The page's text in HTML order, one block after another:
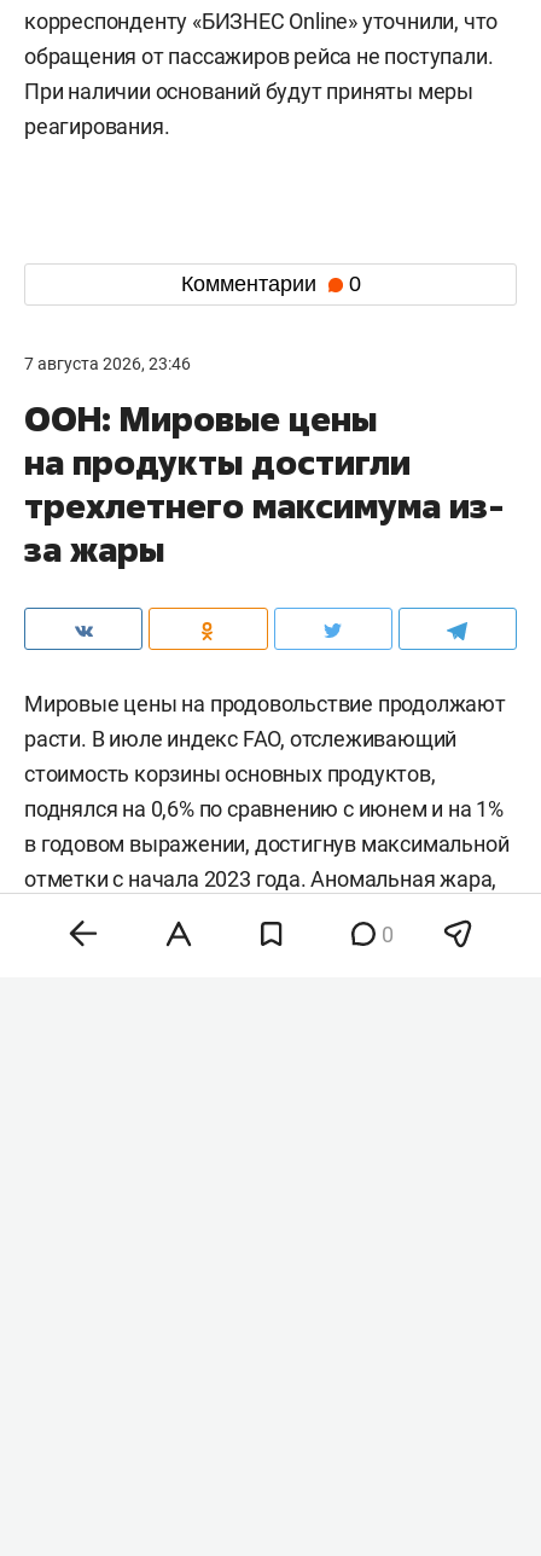
корреспонденту «БИЗНЕС Online» уточнили, что
обращения от пассажиров рейса не поступали.
При наличии оснований будут приняты меры
реагирования.
Комментарии 0
7 августа 2026, 23:46
ООН: Мировые цены
на продукты достигли
трехлетнего максимума из-
за жары
Мировые цены на продовольствие продолжают
расти. В июле индекс FAO, отслеживающий
стоимость корзины основных продуктов,
поднялся на 0,6% по сравнению с июнем и на 1%
в годовом выражении, достигнув максимальной
отметки с начала 2023 года. Аномальная жара,
нестабильность на энергетических рынках и
геополитическая напряженность разогнали
0